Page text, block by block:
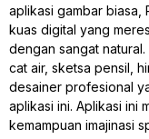
aplikasi gambar biasa,
kuas digital yang
dengan sangat
cat air, sketsa pensil,
desainer profesional
aplikasi ini. Aplikasi ini
kemampuan imajinasi